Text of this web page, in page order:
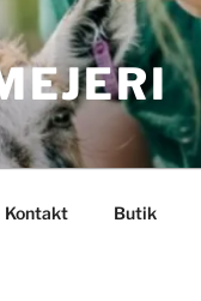
Kontakt Butik